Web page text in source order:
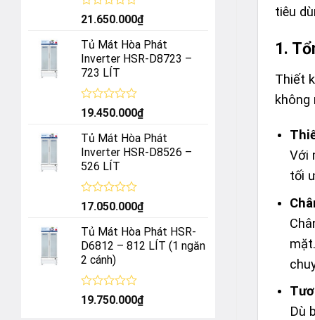
Được
hạng
0
5
sao
21.650.000₫
Tủ Mát Hòa Phát
Inverter HSR-D8723 –
723 LÍT
Được
hạng
0
5
sao
19.450.000₫
Tủ Mát Hòa Phát
Inverter HSR-D8526 –
526 LÍT
Được
hạng
0
5
sao
17.050.000₫
Tủ Mát Hòa Phát HSR-
D6812 – 812 LÍT (1 ngăn
2 cánh)
Được
19.750.000₫
tiêu
1.
Thiết
không
Với
tối
Dù